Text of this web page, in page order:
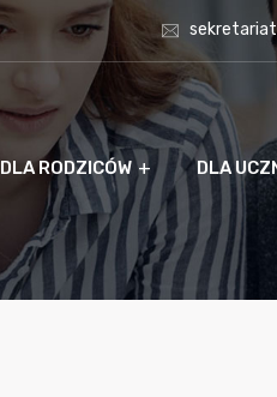
DLA RODZICÓW DLA